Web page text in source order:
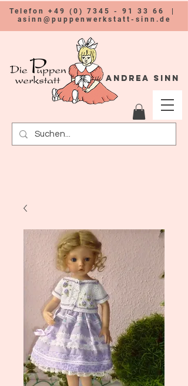
Telefon +49 (0) 7345 - 91 33 66
asinn@puppenwerkstatt-sinn.de
Andrea Sinn